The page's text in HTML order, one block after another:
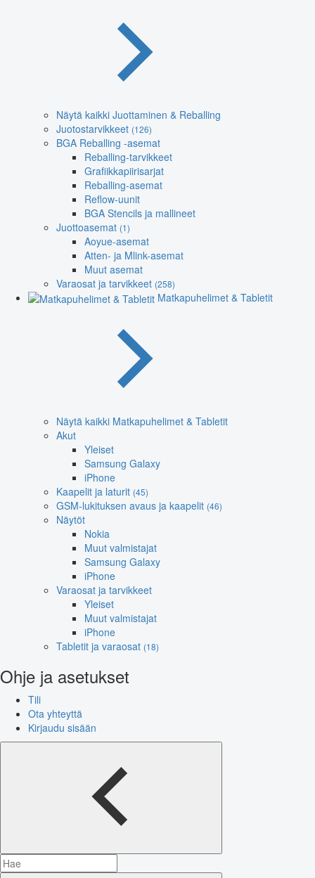
Näytä kaikki Juottaminen & Reballing
Juotostarvikkeet (126)
BGA Reballing -asemat
Reballing-tarvikkeet
Grafiikkapiirisarjat
Reballing-asemat
Reflow-uunit
BGA Stencils ja mallineet
Juottoasemat (1)
Aoyue-asemat
Atten- ja Mlink-asemat
Muut asemat
Varaosat ja tarvikkeet (258)
Matkapuhelimet & Tabletit
Näytä kaikki Matkapuhelimet & Tabletit
Akut
Yleiset
Samsung Galaxy
iPhone
Kaapelit ja laturit (45)
GSM-lukituksen avaus ja kaapelit (46)
Näytöt
Nokia
Muut valmistajat
Samsung Galaxy
iPhone
Varaosat ja tarvikkeet
Yleiset
Muut valmistajat
iPhone
Tabletit ja varaosat (18)
Ohje ja asetukset
Tili
Ota yhteyttä
Kirjaudu sisään